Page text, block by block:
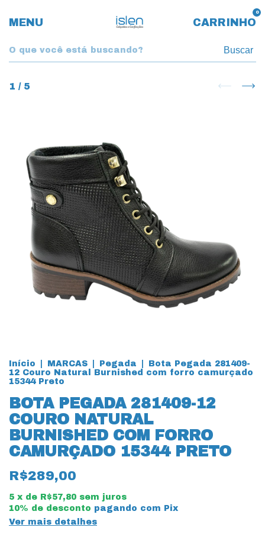
MENU CARRINHO
0
Buscar
1 / 5
Início MARCAS Pegada
Bota Pegada 281409-
12 Couro Natural Burnished com forro camurçado
15344 Preto
BOTA PEGADA 281409-12
COURO NATURAL
BURNISHED COM FORRO
CAMURÇADO 15344 PRETO
R$289,00
5 x de R$57,80 sem juros
10% de desconto pagando com Pix
Ver mais detalhes